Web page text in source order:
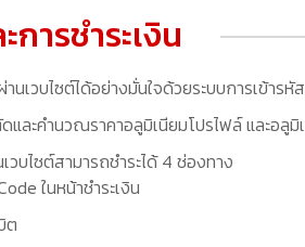
ารชำระเงิน
เวบไซต์ได้อย่างมั่นใจด้วยระบบการเข้ารหั
และคำนวณราคาอลูมิเนียมโปรไฟล์ และอลู
วบไซต์สามารถชำระได้ 4 ช่องทาง
ในหน้าชำระเงิน
ต